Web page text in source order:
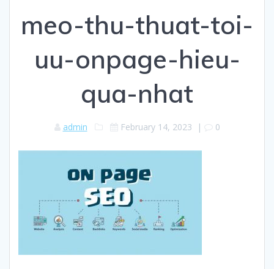
meo-thu-thuat-toi-
uu-onpage-hieu-
qua-nhat
admin February 14, 2023 | 0